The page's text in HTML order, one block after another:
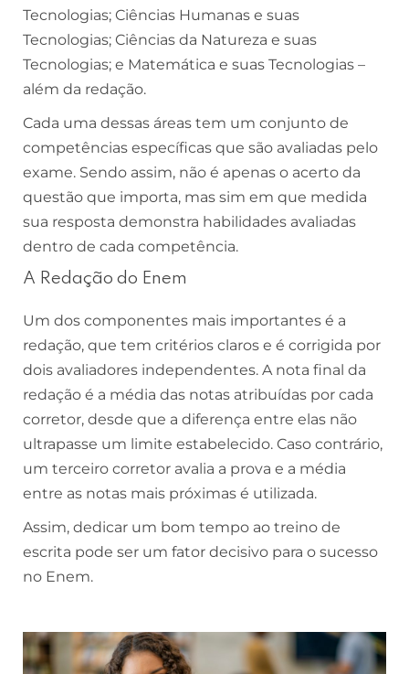
Tecnologias; Ciências Humanas e suas
Tecnologias; Ciências da Natureza e suas
Tecnologias; e Matemática e suas Tecnologias –
além da redação.
Cada uma dessas áreas tem um conjunto de
competências específicas que são avaliadas pelo
exame. Sendo assim, não é apenas o acerto da
questão que importa, mas sim em que medida
sua resposta demonstra habilidades avaliadas
dentro de cada competência.
A Redação do Enem
Um dos componentes mais importantes é a
redação, que tem critérios claros e é corrigida por
dois avaliadores independentes. A nota final da
redação é a média das notas atribuídas por cada
corretor, desde que a diferença entre elas não
ultrapasse um limite estabelecido. Caso contrário,
um terceiro corretor avalia a prova e a média
entre as notas mais próximas é utilizada.
Assim, dedicar um bom tempo ao treino de
escrita pode ser um fator decisivo para o sucesso
no Enem.